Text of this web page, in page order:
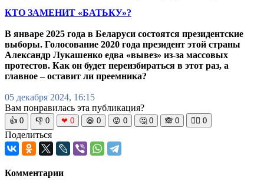
КТО ЗАМЕНИТ «БАТЬКУ»?
В январе 2025 года в Беларуси состоятся президентские
выборы. Голосование 2020 года президент этой страны
Александр Лукашенко едва «вывез» из-за массовых
протестов. Как он будет переизбираться в этот раз, а
главное – оставит ли преемника?
05 декабря 2024, 16:15
Вам понравилась эта публикация?
👍 0 👎 0 ❤ 0 😆 0 😡 0 🤔 0 🙈 0 🧘‍♀️ 0
Поделиться
Комментарии